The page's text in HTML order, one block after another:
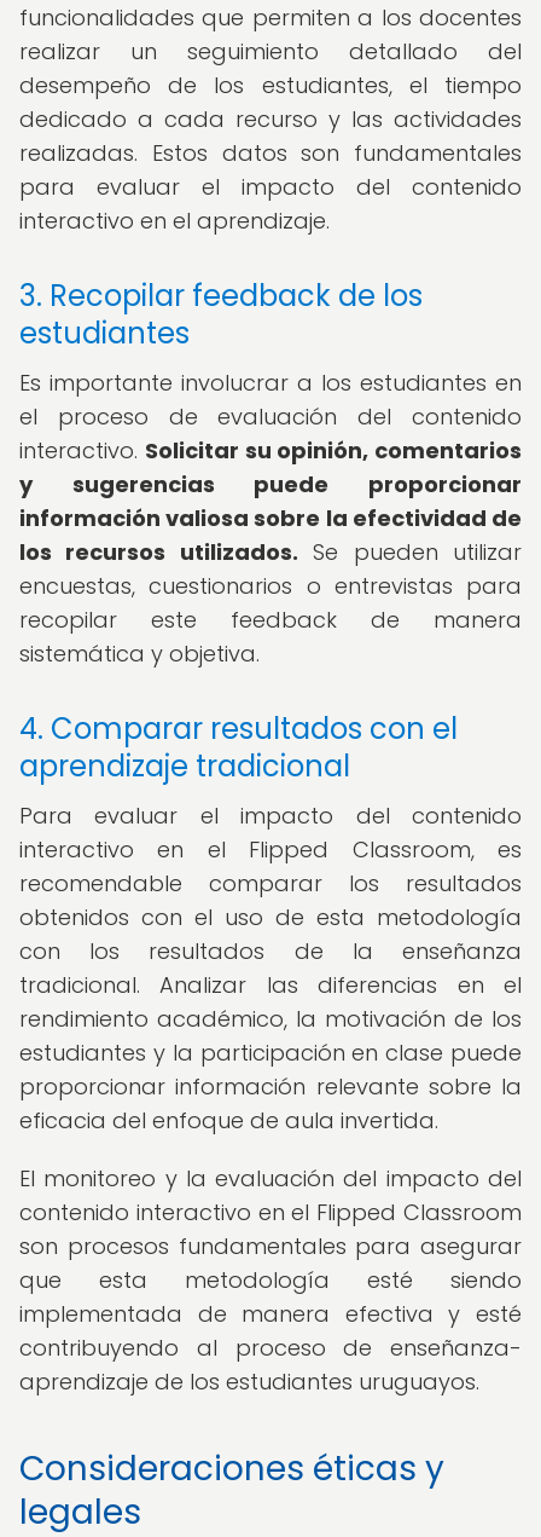
funcionalidades que permiten a los docentes
realizar un seguimiento detallado del
desempeño de los estudiantes, el tiempo
dedicado a cada recurso y las actividades
realizadas. Estos datos son fundamentales
para evaluar el impacto del contenido
interactivo en el aprendizaje.
3. Recopilar feedback de los
estudiantes
Es importante involucrar a los estudiantes en
el proceso de evaluación del contenido
interactivo. Solicitar su opinión, comentarios
y sugerencias puede proporcionar
información valiosa sobre la efectividad de
los recursos utilizados. Se pueden utilizar
encuestas, cuestionarios o entrevistas para
recopilar este feedback de manera
sistemática y objetiva.
4. Comparar resultados con el
aprendizaje tradicional
Para evaluar el impacto del contenido
interactivo en el Flipped Classroom, es
recomendable comparar los resultados
obtenidos con el uso de esta metodología
con los resultados de la enseñanza
tradicional. Analizar las diferencias en el
rendimiento académico, la motivación de los
estudiantes y la participación en clase puede
proporcionar información relevante sobre la
eficacia del enfoque de aula invertida.
El monitoreo y la evaluación del impacto del
contenido interactivo en el Flipped Classroom
son procesos fundamentales para asegurar
que esta metodología esté siendo
implementada de manera efectiva y esté
contribuyendo al proceso de enseñanza-
aprendizaje de los estudiantes uruguayos.
Consideraciones éticas y
legales